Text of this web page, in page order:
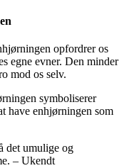
opfordrer os
egne evner. Den minder
mod os selv.
symboliserer
have enhjørningen som
det umulige og
– Ukendt